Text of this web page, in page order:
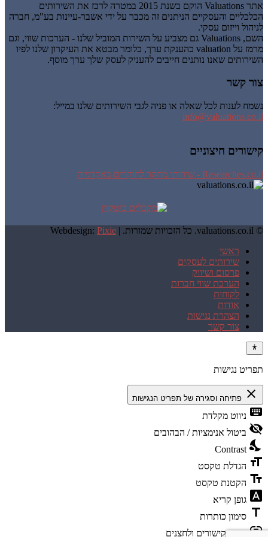
אתר Valuations הוקם בשנת 2015 במטרה לרכז את השירותים
הכלכליים והעסקיים הניתנים זה מכבר על ידי אשבר-עיינות בע"מ, חברה
לניהול וייזום עסקי.
השם, Valuations גם מצביע על השירות המוביל שלנו - הערכות שווי, וגם
מרמז על valuation כהענקת ערך, כלומר מבטא את העיקרון שלנו לפיו
השירותים שאנו נותנים חייבים להעניק לעסק שלך ערך מוסף.
צור קשר
נשמח לענות לכל שאלה או פניה לגבי השירותים שלנו במייל:
info@valuations.co.il
קישורים חיצוניים
Researches.co.il - שירותי מחקר לחוקרים באקדמיה
© valuations.co.il. כל הזכויות שמורות. | Webdesign: Pixie
ראשי
שירותים לעסקים
פרסום ושיווק
הערכת שווי חברות
לקוחות
אודות
הצהרת נגישות
צור קשר
תפריט נגישות
close פתיחה וסגירה של תפריט הנגישות
keyboard ניווט מקלדת
visibility_off ביטול אנימציות / הבהובים
nights_stay
Contrast
format_size הגדלת טקסט
text_fields הקטנת טקסט
font_download גופן קריא
title סימון כותרות
link סימון קישורים ולחצנים